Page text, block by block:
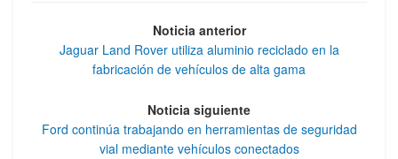
Noticia anterior
Jaguar Land Rover utiliza aluminio reciclado en la
fabricación de vehículos de alta gama
Noticia siguiente
Ford continúa trabajando en herramientas de seguridad
vial mediante vehículos conectados